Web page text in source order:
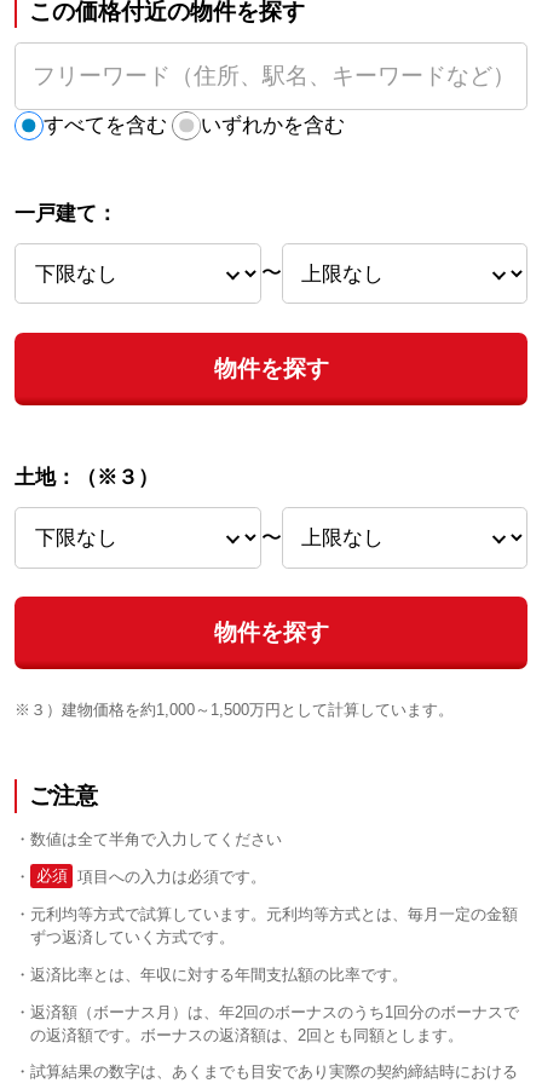
この価格付近の物件を探す
すべてを含む いずれかを含む
一戸建て：
〜
物件を探す
土地： （※３）
〜
物件を探す
※３）建物価格を約1,000～1,500万円として計算しています。
ご注意
数値は全て半角で入力してください
必須 項目への入力は必須です。
元利均等方式で試算しています。元利均等方式とは、毎月一定の金額
ずつ返済していく方式です。
返済比率とは、年収に対する年間支払額の比率です。
返済額（ボーナス月）は、年2回のボーナスのうち1回分のボーナスで
の返済額です。ボーナスの返済額は、2回とも同額とします。
試算結果の数字は、あくまでも目安であり実際の契約締結時における